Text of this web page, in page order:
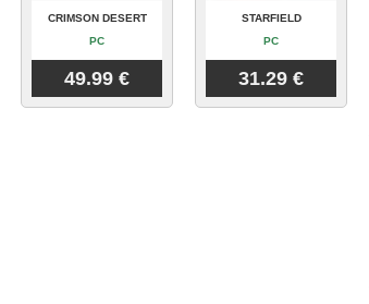
CRIMSON DESERT
PC
49.99 €
STARFIELD
PC
31.29 €